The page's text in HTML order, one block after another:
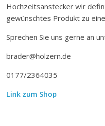
Hochzeitsanstecker wir
gewünschtes Produkt zu
Sprechen Sie uns gerne an
brader@holzern.de
0177/2364035
Link zum Shop